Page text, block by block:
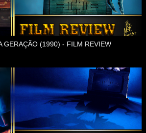
GERAÇÃO (1990) - FILM REVIEW